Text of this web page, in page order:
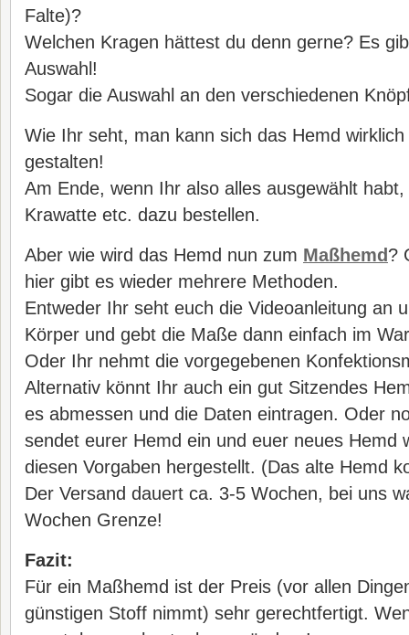
Falte)?
Welchen Kragen hättest du denn gerne? Es
Auswahl!
Sogar die Auswahl an den verschiedenen
Wie Ihr seht, man kann sich das Hemd
gestalten!
Am Ende, wenn Ihr also alles ausgewählt
Krawatte etc. dazu bestellen.
Aber wie wird das Hemd nun zum Maßhemd ?
hier gibt es wieder mehrere Methoden.
Entweder Ihr seht euch die Videoanleitung an
Körper und gebt die Maße dann einfach im
Oder Ihr nehmt die vorgegebenen
Alternativ könnt Ihr auch ein gut Sitzendes
es abmessen und die Daten eintragen. Oder
sendet eurer Hemd ein und euer neues Hemd
diesen Vorgaben hergestellt. (Das alte Hemd
Der Versand dauert ca. 3-5 Wochen, bei uns
Wochen Grenze!
Fazit:
Für ein Maßhemd ist der Preis (vor allen
günstigen Stoff nimmt) sehr gerechtfertigt.